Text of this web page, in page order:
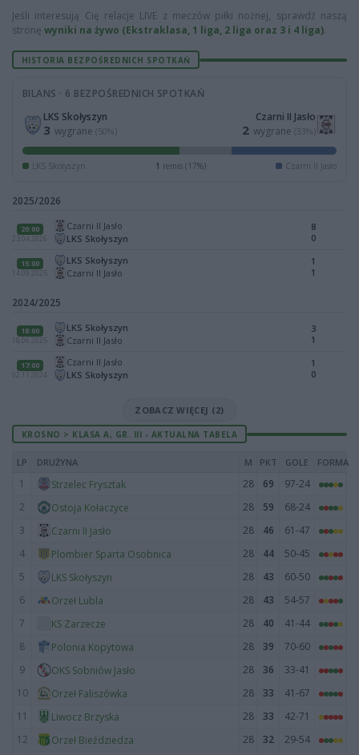
Jeśli interesują Cię relacje LIVE z meczów piłki nożnej, sprawdź naszą
stronę wyniki na żywo (Ekstraklasa, 1 liga, 2 liga oraz 3 i 4 liga).
HISTORIA BEZPOŚREDNICH SPOTKAŃ
BILANS · 6 BEZPOŚREDNICH SPOTKAŃ
LKS Skołyszyn
3 wygrane (50%)
Czarni II Jasło
2 wygrane (33%)
LKS Skołyszyn 1 remis (17%) Czarni II Jasło
2025/2026
20:00
23.04.2026
Czarni II Jasło
LKS Skołyszyn
8
0
15:00
14.09.2025
LKS Skołyszyn
Czarni II Jasło
1
1
2024/2025
18:00
18.06.2025
LKS Skołyszyn
Czarni II Jasło
3
1
17:00
02.11.2024
Czarni II Jasło
LKS Skołyszyn
1
0
ZOBACZ WIĘCEJ (2)
KROSNO > KLASA A, GR. III - AKTUALNA TABELA
LP DRUŻYNA M PKT GOLE FORMA
1 Strzelec Frysztak 28 69
97-24
2
Ostoja Kołaczyce 28 59
68-24
3
Czarni II Jasło 28 46
61-47
4
Plombier Sparta Osobnica 28 44
50-45
5
LKS Skołyszyn 28 43
60-50
6
Orzeł Lubla 28 43
54-57
7
KS Zarzecze 28 40
41-44
8
Polonia Kopytowa 28 39
70-60
9
OKS Sobniów Jasło 28 36
33-41
10
Orzeł Faliszówka 28 33
41-67
11
Liwocz Brzyska 28 33
42-71
12
Orzeł Bieździedza 28 32
29-54